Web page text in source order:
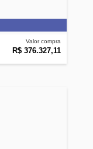
Valor compra
R$ 376.327,11